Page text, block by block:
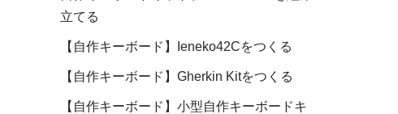
立てる
【自作キーボード】Ieneko42Cをつくる
【自作キーボード】Gherkin Kitをつくる
【自作キーボード】小型自作キーボードキ